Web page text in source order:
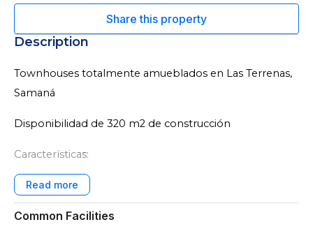
Description
Townhouses totalmente amueblados en Las Terrenas,
Samaná
Disponibilidad de 320 m2 de construcción
Características:
32 townhouses
3 niveles
Common Facilities